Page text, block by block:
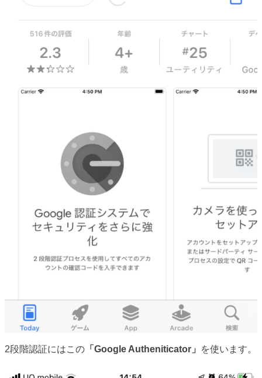
2段階認証にはこの 「Google Autheniticator」 を使います。